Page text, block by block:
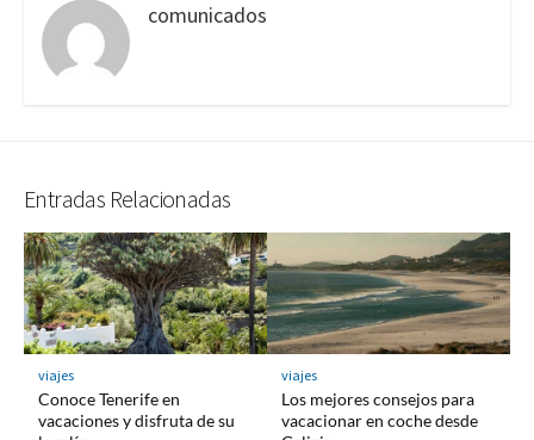
comunicados
Entradas Relacionadas
viajes
Conoce Tenerife en
vacaciones y disfruta de su
viajes
Los mejores consejos para
vacacionar en coche desde